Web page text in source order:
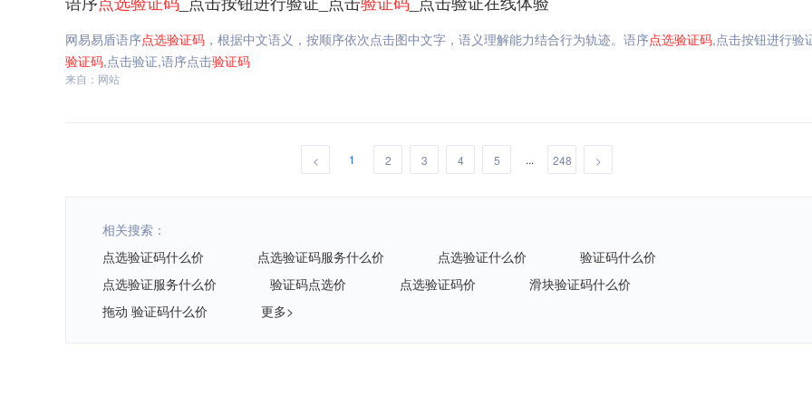
网易易盾语序点选验证码 ，根据中文语义，按顺序依次点击图中文字，语义理解能力结合行为轨迹。语序点选验证码,点击按钮进行验
验证码,点击验证,语序点击验证码
来自：网站
< 1 2 3 4 5 ... 248 >
相关搜索：
点选验证码什么价
点选验证码服务什么价 点选验证什么价
验证码什么价
点选验证服务什么价
验证码点选价 点选验证码价
滑块验证码什么价
拖动 验证码什么价
更多>